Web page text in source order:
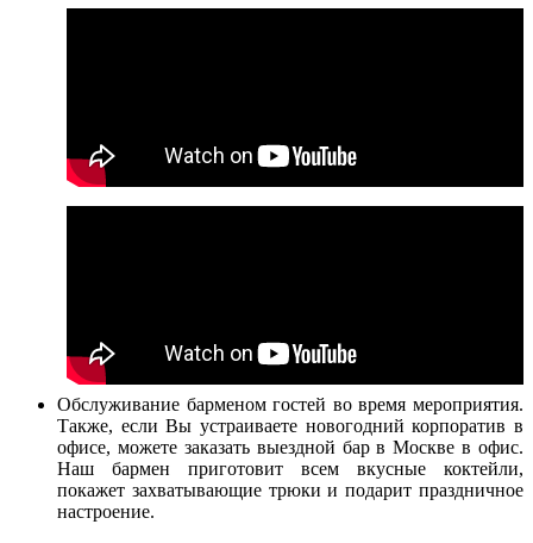
Обслуживание барменом гостей во время мероприятия.
Также, если Вы устраиваете новогодний корпоратив в
офисе, можете заказать выездной бар в Москве в офис.
Наш бармен приготовит всем вкусные коктейли,
покажет захватывающие трюки и подарит праздничное
настроение.